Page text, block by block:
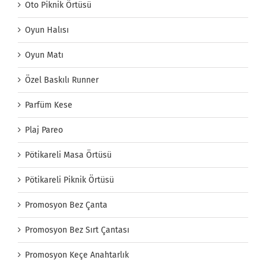
Oto Piknik Örtüsü
Oyun Halısı
Oyun Matı
Özel Baskılı Runner
Parfüm Kese
Plaj Pareo
Pötikareli Masa Örtüsü
Pötikareli Piknik Örtüsü
Promosyon Bez Çanta
Promosyon Bez Sırt Çantası
Promosyon Keçe Anahtarlık